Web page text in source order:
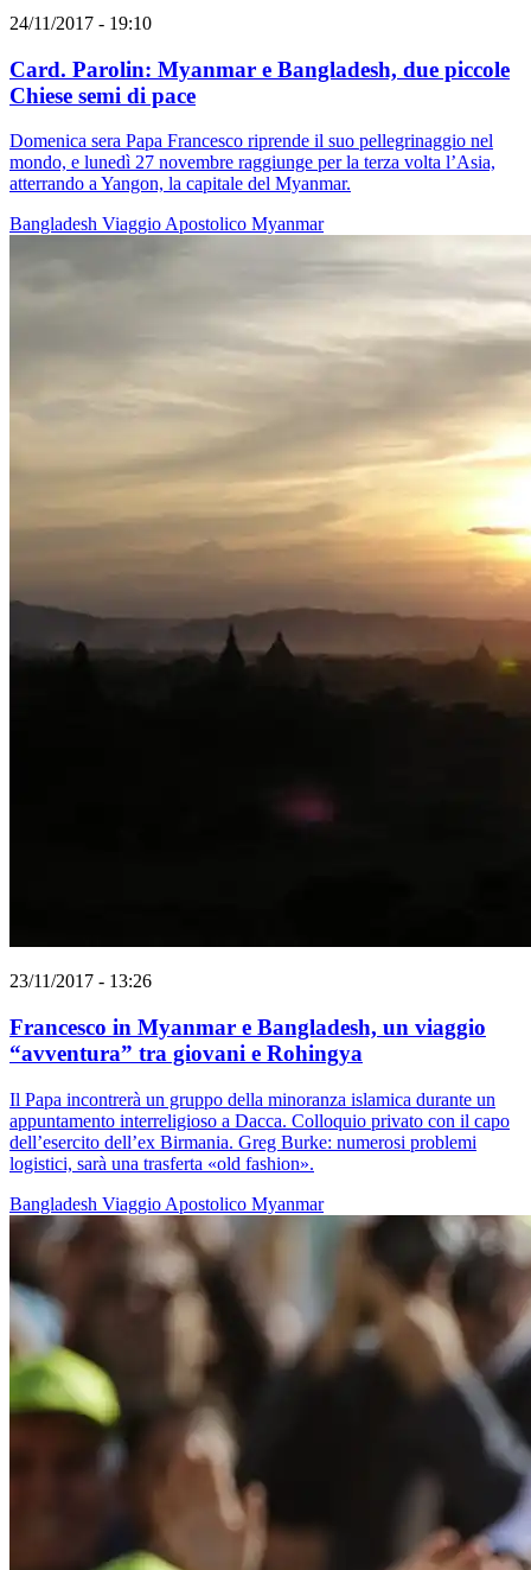
24/11/2017 - 19:10
Card. Parolin: Myanmar e Bangladesh, due piccole
Chiese semi di pace
Domenica sera Papa Francesco riprende il suo pellegrinaggio nel
mondo, e lunedì 27 novembre raggiunge per la terza volta l’Asia,
atterrando a Yangon, la capitale del Myanmar.
Bangladesh Viaggio Apostolico Myanmar
23/11/2017 - 13:26
Francesco in Myanmar e Bangladesh, un viaggio
“avventura” tra giovani e Rohingya
Il Papa incontrerà un gruppo della minoranza islamica durante un
appuntamento interreligioso a Dacca. Colloquio privato con il capo
dell’esercito dell’ex Birmania. Greg Burke: numerosi problemi
logistici, sarà una trasferta «old fashion».
Bangladesh Viaggio Apostolico Myanmar